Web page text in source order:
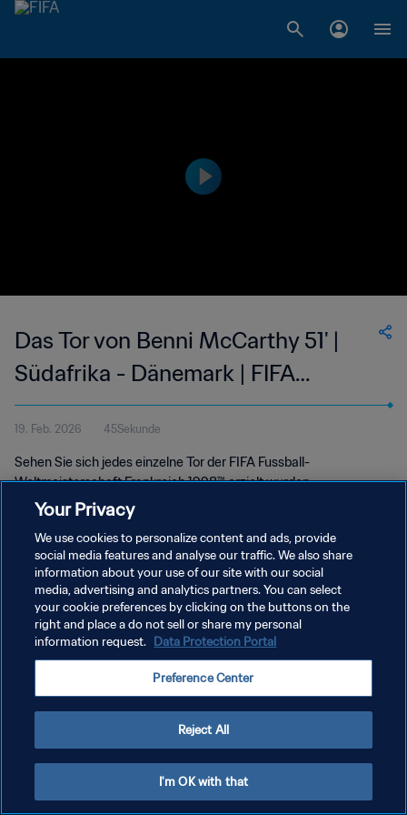
Das Tor von Benni McCarthy 51' |
Südafrika - Dänemark | FIFA
Fussball-Weltmeisterschaft
Frankreich 1998™
19. Feb. 2026 45Sekunde
Sehen Sie sich jedes einzelne Tor der FIFA Fussball-
Weltmeisterschaft Frankreich 1998™ erzielt wurden.
DATENSCHUTZ
NUTZUNGSBEDINGUNGEN
COOKIE-EINSTELLUNGEN VERWALTEN
Your Privacy
We use cookies to personalize content and ads, provide
social media features and analyse our traffic. We also share
information about your use of our site with our social
media, advertising and analytics partners. You can select
your cookie preferences by clicking on the buttons on the
right and place a do not sell or share my personal
information request. Data Protection Portal
Preference Center
Reject All
I'm OK with that